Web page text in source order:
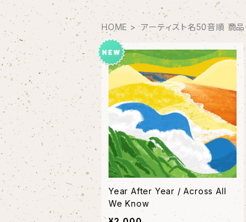
HOME アーティスト名50音順 商
Year After Year / Across All
We Know